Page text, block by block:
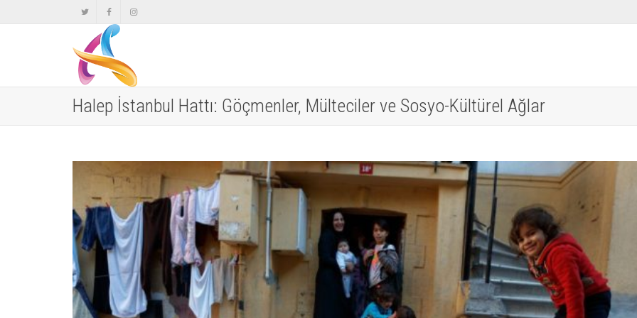
Halep İstanbul Hattı: Göçmenler, Mülteciler ve Sosyo-Kültürel Ağlar